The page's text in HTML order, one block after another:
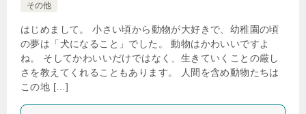
その他
はじめまして。 小さい頃から動物が大好きで、幼稚園の頃
の夢は「犬になること」でした。 動物はかわいいですよ
ね。 そしてかわいいだけではなく、生きていくことの厳し
さを教えてくれることもあります。 人間を含め動物たちは
この地 […]